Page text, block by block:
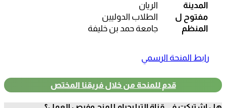
المدينة
الريان
مفتوح ل
الطلاب الدوليين
المنظم
جامعة حمد بن خليفة
رابط المنحة الرسمي
قدم للمنحة من خلال فريقنا المختص